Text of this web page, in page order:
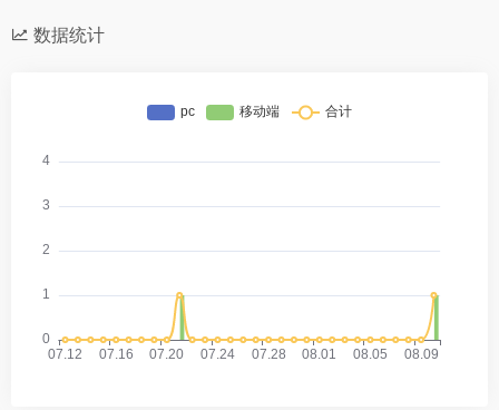
数据统计